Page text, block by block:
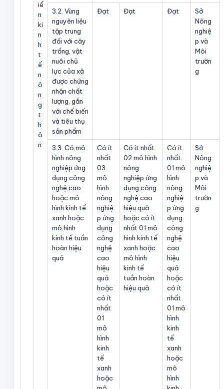
iể
n
ki
n
h
t
ế
n
ô
n
g
t
h
ô
n
3.2. Vùng
nguyên liệu
tập trung
đối với cây
trồng, vật
nuôi chủ
lực của xã
được chứng
nhận chất
lượng, gắn
với chế biến
và tiêu thụ
sản phẩm
Đạt Đạt Đạt
Sở
Nông
nghiệ
p và
Môi
trườn
g
3.3. Có mô
hình nông
nghiệp ứng
dụng công
nghệ cao
hoặc mô
hình kinh tế
xanh hoặc
mô hình
kinh tế tuần
hoàn hiệu
quả
Có ít
nhất
03
mô
hình
nông
nghiệ
p ứng
dụng
công
nghệ
cao
hiệu
quả
hoặc
có ít
nhất
01
mô
hình
kinh
tế
xanh
hoặc
Có ít nhất
02 mô hình
nông
nghiệp ứng
dụng công
nghệ cao
hiệu quả
hoặc có ít
nhất 01 mô
hình kinh tế
xanh hoặc
mô hình
kinh tế
tuần hoàn
hiệu quả
Có ít
nhất
01 mô
hình
nông
nghiệ
p ứng
dụng
công
nghệ
cao
hiệu
quả
hoặc
có ít
nhất
01 mô
hình
kinh
tế
xanh
hoặc
mô
hình
Sở
Nông
nghiệ
p và
Môi
trườn
g